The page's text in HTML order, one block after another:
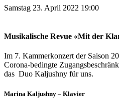
Samstag 23. April 2022 19:00
Musikalische Revue «Mit der
Im 7. Kammerkonzert der Saison
Corona-bedingte
das Duo Kaljushny für uns.
Marina Kaljushny – Klavier